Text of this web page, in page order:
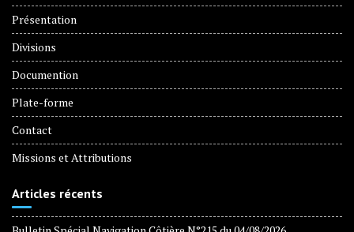
Présentation
Divisions
Documention
Plate-forme
Contact
Missions et Attributions
Articles récents